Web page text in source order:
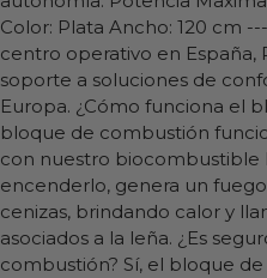
Color: Plata Ancho: 120 cm
centro operativo en España,
soporte a soluciones de
Europa. ¿Cómo funciona el
bloque de combustión
con nuestro biocombustible
encenderlo, genera un
cenizas, brindando calor y
asociados a la leña. ¿Es
combustión? Sí, el bloque